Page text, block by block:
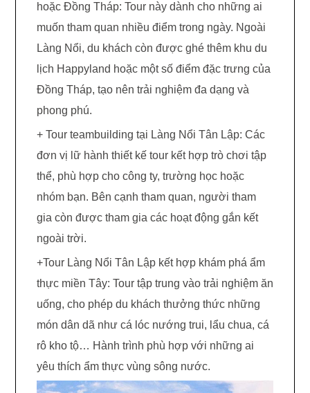
hoặc Đồng Tháp: Tour này dành cho những ai
muốn tham quan nhiều điểm trong ngày. Ngoài
Làng Nổi, du khách còn được ghé thêm khu du
lịch Happyland hoặc một số điểm đặc trưng của
Đồng Tháp, tạo nên trải nghiệm đa dạng và
phong phú.
+ Tour teambuilding tại Làng Nổi Tân Lập: Các
đơn vị lữ hành thiết kế tour kết hợp trò chơi tập
thể, phù hợp cho công ty, trường học hoặc
nhóm bạn. Bên cạnh tham quan, người tham
gia còn được tham gia các hoạt động gắn kết
ngoài trời.
+Tour Làng Nổi Tân Lập kết hợp khám phá ẩm
thực miền Tây: Tour tập trung vào trải nghiệm ăn
uống, cho phép du khách thưởng thức những
món dân dã như cá lóc nướng trui, lẩu chua, cá
rô kho tộ… Hành trình phù hợp với những ai
yêu thích ẩm thực vùng sông nước.